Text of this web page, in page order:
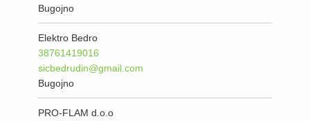
Bugojno
Elektro Bedro
38761419016
sicbedrudin@gmail.com
Bugojno
PRO-FLAM d.o.o